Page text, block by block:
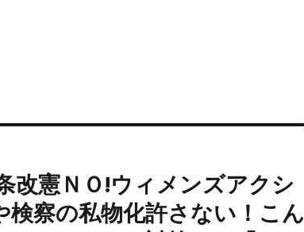
憲ＮＯ!ウィメンズアクシ
察の私物化許さない！こん